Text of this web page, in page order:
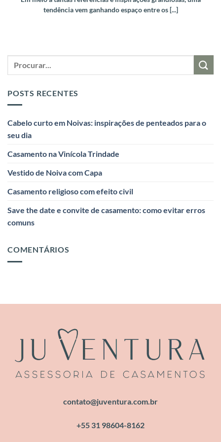
tendência vem ganhando espaço entre os [...]
POSTS RECENTES
Cabelo curto em Noivas: inspirações de penteados para o
seu dia
Casamento na Vinícola Trindade
Vestido de Noiva com Capa
Casamento religioso com efeito civil
Save the date e convite de casamento: como evitar erros
comuns
COMENTÁRIOS
contato@juventura.com.br
+55 31 98604-8162